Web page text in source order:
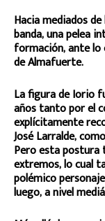
Hacia mediados
banda, una pelea
formación, ante lo
de Almafuerte.
La figura de Iorio
años tanto por el
explícitamente
José Larralde,
Pero esta
extremos, lo cual
polémico
luego, a nivel